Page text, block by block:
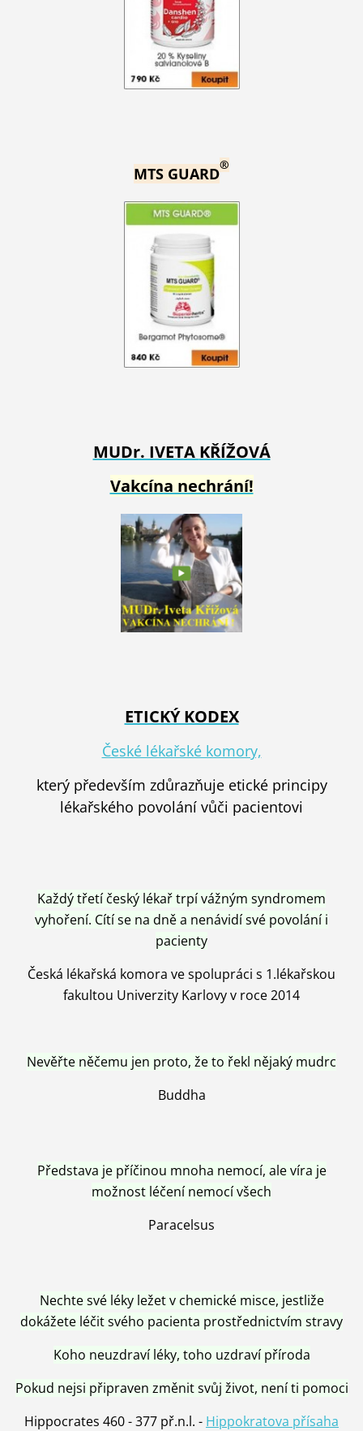
MTS GUARD®
MUDr. IVETA KŘÍŽOVÁ
Vakcína nechrání!
ETICKÝ KODEX
České lékařské komory,
který především zdůrazňuje etické principy
lékařského povolání vůči pacientovi
Každý třetí český lékař trpí vážným syndromem
vyhoření. Cítí se na dně a nenávidí své povolání i
pacienty
Česká lékařská komora ve spolupráci s 1.lékařskou
fakultou Univerzity Karlovy v roce 2014
Nevěřte něčemu jen proto, že to řekl nějaký mudrc
Buddha
Představa je příčinou mnoha nemocí, ale víra je
možnost léčení nemocí všech
Paracelsus
Nechte své léky ležet v chemické misce, jestliže
dokážete léčit svého pacienta prostřednictvím stravy
Koho neuzdraví léky, toho uzdraví příroda
Pokud nejsi připraven změnit svůj život, není ti pomoci
Hippocrates 460 - 377 př.n.l. - Hippokratova přísaha